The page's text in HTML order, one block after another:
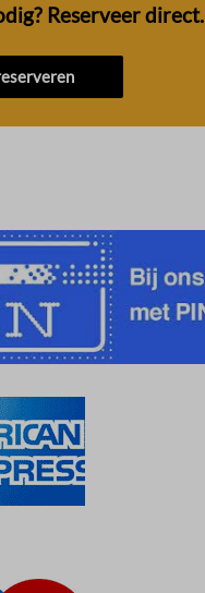
Reserveer direct.